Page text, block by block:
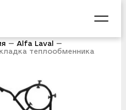
Alfa Laval
теплообменника